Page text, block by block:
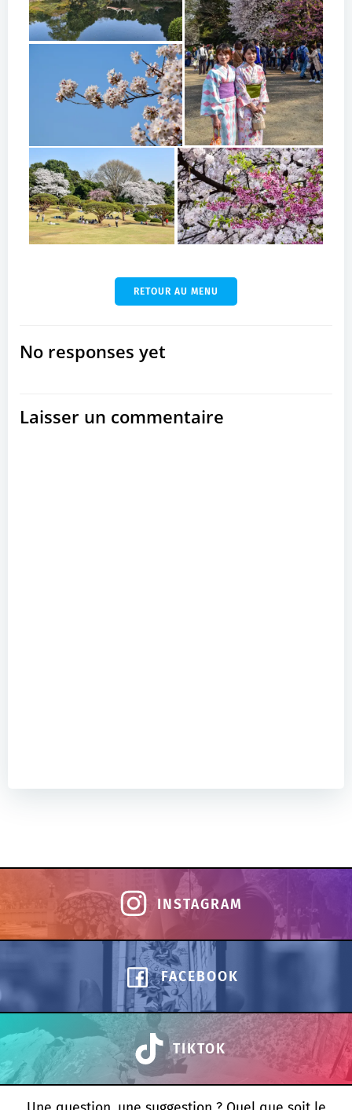
RETOUR AU MENU
No responses yet
Laisser un commentaire
INSTAGRAM
FACEBOOK
TIKTOK